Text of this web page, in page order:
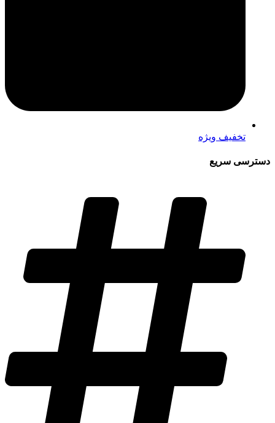
تخفیف ویژه
دسترسی سریع